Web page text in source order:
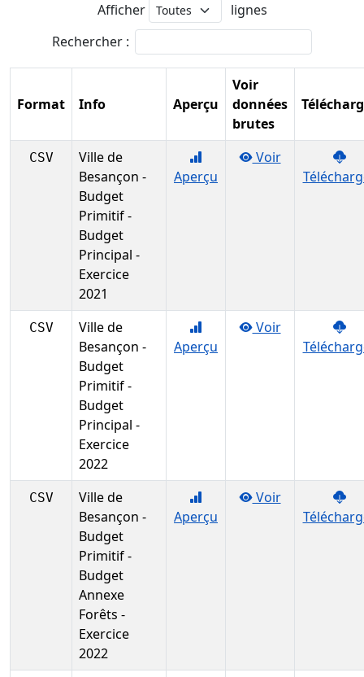
Afficher
lignes
Rechercher :
Format Info Aperçu
Voir
données
brutes
CSV
Ville de
Besançon -
Budget
Primitif -
Budget
Principal -
Exercice
2021
Aperçu
Voir
CSV
Ville de
Besançon -
Budget
Primitif -
Budget
Principal -
Exercice
2022
Aperçu
Voir
CSV
Ville de
Besançon -
Budget
Primitif -
Budget
Annexe
Forêts -
Exercice
2022
Aperçu
Voir